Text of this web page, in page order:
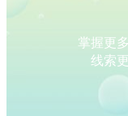
掌握更
线索